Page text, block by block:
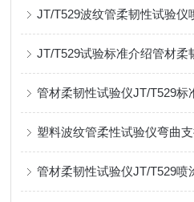
JT/T529波纹管柔韧性试验仪
JT/T529试验标准介绍管材柔
管材柔韧性试验仪JT/T529标
塑料波纹管柔性试验仪弯曲
管材柔韧性试验仪JT/T529喷